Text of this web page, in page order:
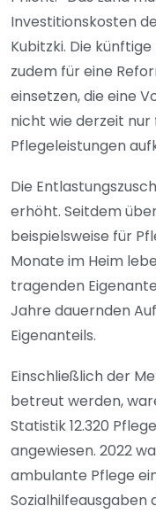
Investitionskosten
Kubitzki. Die
zudem für eine
einsetzen, die eine
nicht wie derzeit nur
Pflegeleistungen
Die
erhöht. Seitdem
beispielsweise für
Monate im Heim
tragenden
Jahre dauernden
Eigenanteils.
Einschließlich der
betreut werden,
Statistik 12.320
angewiesen. 2022
ambulante Pflege
Sozialhilfeausgaben